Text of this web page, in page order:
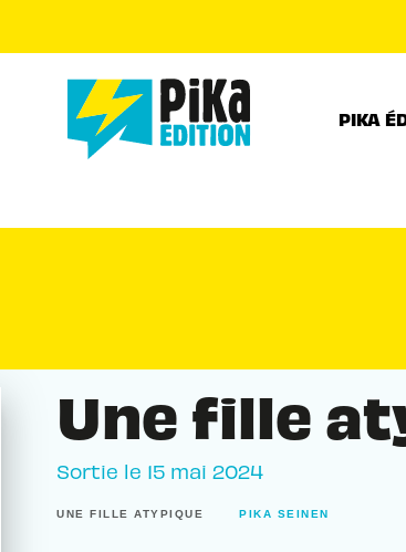
PIKA
Une fille
Sortie le 15 mai 2024
UNE FILLE ATYPIQUE PIKA SEINEN